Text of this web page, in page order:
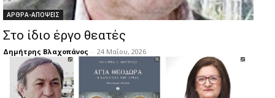
ΑΡΘΡΑ-ΑΠΟΨΕΙΣ
Στο ίδιο έργο θεατές
Δημήτρης Βλαχοπάνος - 24 Μαΐου, 2026